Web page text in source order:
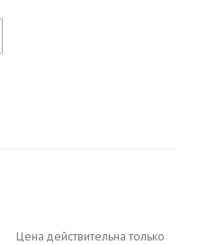
Цена действительна только